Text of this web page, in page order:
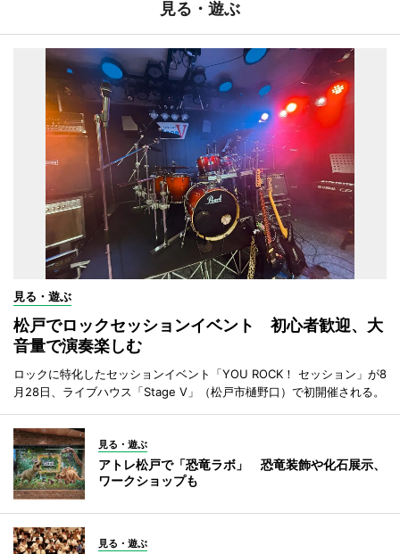
見る・遊ぶ
見る・遊ぶ
松戸でロックセッションイベント 初心者歓迎、大
音量で演奏楽しむ
ロックに特化したセッションイベント「YOU ROCK！ セッション」が8
月28日、ライブハウス「Stage V」（松戸市樋野口）で初開催される。
見る・遊ぶ
アトレ松戸で「恐竜ラボ」 恐竜装飾や化石展示、
ワークショップも
見る・遊ぶ